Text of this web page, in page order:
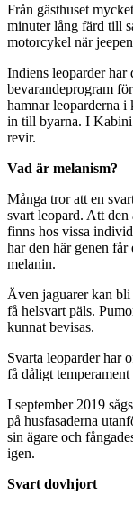
Från gästhuset
minuter lång färd till
motorcykel när
Indiens leoparder
bevarandeprogram
hamnar leoparderna
in till byarna. I Kabini
revir.
Vad är melanism?
Många tror att en
svart leopard. Att den
finns hos vissa
har den här genen
melanin.
Även jaguarer kan bli
få helsvart päls.
kunnat bevisas.
Svarta leoparder har
få dåligt
I september 2019
på husfasaderna
sin ägare och
igen.
Svart dovhjort